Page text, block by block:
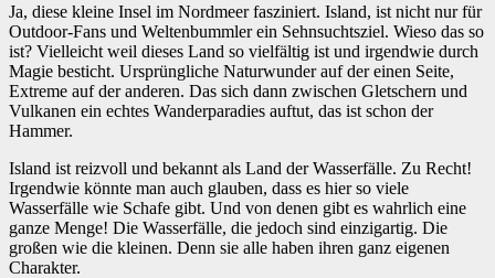
Ja, diese kleine Insel im Nordmeer fasziniert. Island, ist nicht nur für
Outdoor-Fans und Weltenbummler ein Sehnsuchtsziel. Wieso das so
ist? Vielleicht weil dieses Land so vielfältig ist und irgendwie durch
Magie besticht. Ursprüngliche Naturwunder auf der einen Seite,
Extreme auf der anderen. Das sich dann zwischen Gletschern und
Vulkanen ein echtes Wanderparadies auftut, das ist schon der
Hammer.
Island ist reizvoll und bekannt als Land der Wasserfälle. Zu Recht!
Irgendwie könnte man auch glauben, dass es hier so viele
Wasserfälle wie Schafe gibt. Und von denen gibt es wahrlich eine
ganze Menge! Die Wasserfälle, die jedoch sind einzigartig. Die
großen wie die kleinen. Denn sie alle haben ihren ganz eigenen
Charakter.